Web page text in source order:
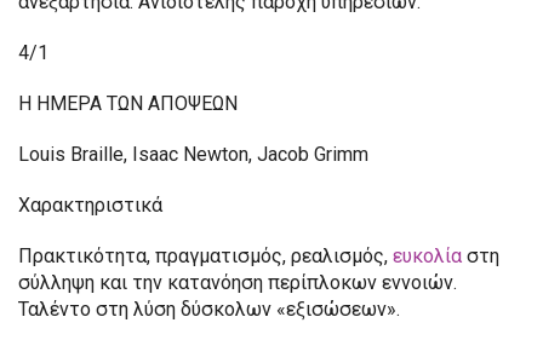
4/1
Η ΗΜΕΡΑ ΤΩΝ ΑΠΟΨΕΩΝ
Louis Braille, Isaac Newton, Jacob Grimm
Χαρακτηριστικά
Πρακτικότητα, πραγματισμός, ρεαλισμός, ευκολία στη
σύλληψη και την κατανόηση περίπλοκων εννοιών.
Ταλέντο στη λύση δύσκολων «εξισώσεων».